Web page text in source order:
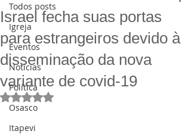
Todos posts
Igreja
Eventos
Notícias
Política
Osasco
Itapevi
Israel fecha suas portas
para estrangeiros devido à
disseminação da nova
variante de covid-19
Avaliado com NaN de 5 estrelas.